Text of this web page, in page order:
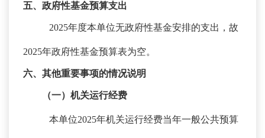
五、政府性基金预算支出
2025年度本单位无政府性基金安排的支出，故
2025年政府性基金预算表为空。
六、其他重要事项的情况说明
（一）机关运行经费
本单位2025年机关运行经费当年一般公共预算